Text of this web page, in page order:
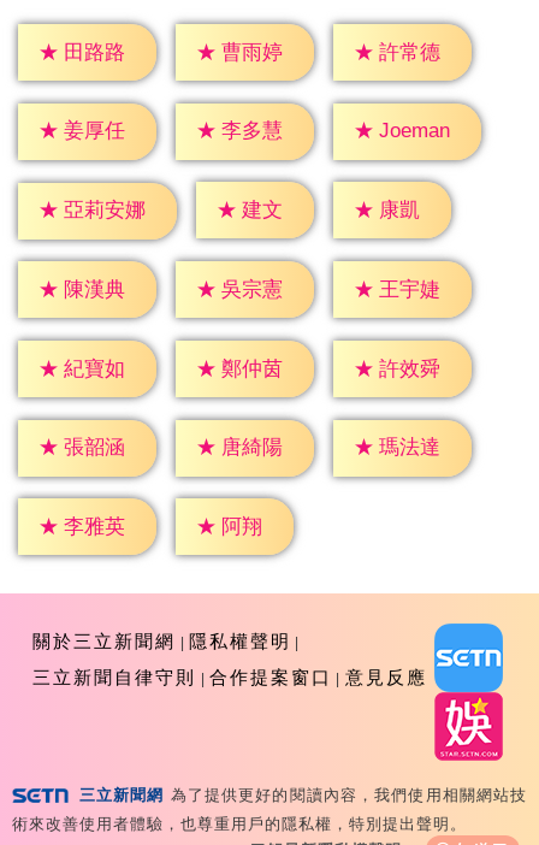
★ 田路路 ★ 曹雨婷 ★ 許常德
★ 姜厚任 ★ 李多慧 ★ Joeman
★ 亞莉安娜 ★ 建文 ★ 康凱
★ 陳漢典 ★ 吳宗憲 ★ 王宇婕
★ 紀寶如 ★ 鄭仲茵 ★ 許效舜
★ 張韶涵 ★ 唐綺陽 ★ 瑪法達
★ 李雅英 ★ 阿翔
關於三立新聞網
隱私權聲明
三立新聞自律守則
合作提案窗口 意見反應
Copyright ©2026 Sanlih E-Television All Rights
Reserved 版權所有 盜用必究 台北市內湖區舊宗路一段159
三立新聞網 為了提供更好的閱讀內容，我們使用相關網站技
術來改善使用者體驗，也尊重用戶的隱私權，特別提出聲明。